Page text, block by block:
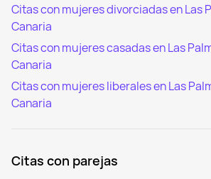
Citas con mujeres divorciadas en Las
Canaria
Citas con mujeres casadas en Las
Canaria
Citas con mujeres liberales en Las
Canaria
Citas con parejas